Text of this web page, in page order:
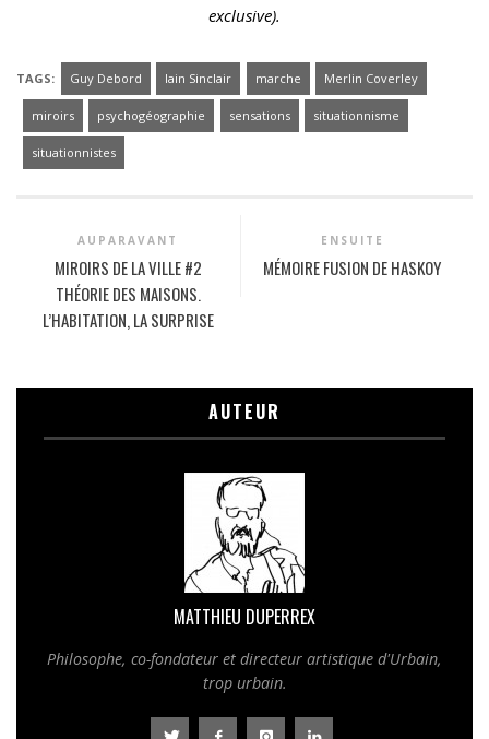
exclusive).
TAGS: Guy Debord Iain Sinclair marche Merlin Coverley
miroirs psychogéographie sensations situationnisme
situationnistes
AUPARAVANT
MIROIRS DE LA VILLE #2
THÉORIE DES MAISONS.
L’HABITATION, LA SURPRISE
ENSUITE
MÉMOIRE FUSION DE HASKOY
AUTEUR
MATTHIEU DUPERREX
Philosophe, co-fondateur et directeur artistique d'Urbain,
trop urbain.